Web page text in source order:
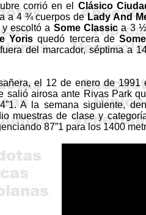
corrió en el Clásico
a 4 ¾ cuerpos deLady And
escoltó a Some Classica 3 ½
Yoris quedó tercera deSome
del marcador, séptima a
, el 12 de enero de 1991
salió airosa ante Rivas Park
A la semana siguiente,
muestras de clase y
87”1 para los 1400